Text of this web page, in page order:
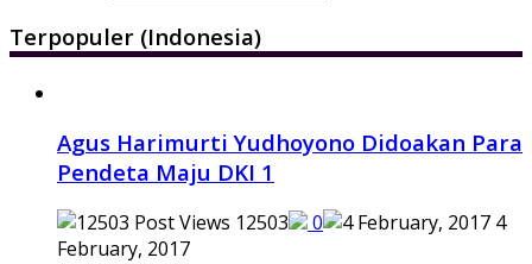
Terpopuler (Indonesia)
Agus Harimurti Yudhoyono Didoakan Para
Pendeta Maju DKI 1
12503 0
4
February, 2017